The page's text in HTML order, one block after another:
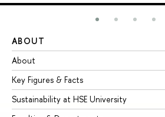
ABOUT
About
Key Figures & Facts
Sustainability at HSE University